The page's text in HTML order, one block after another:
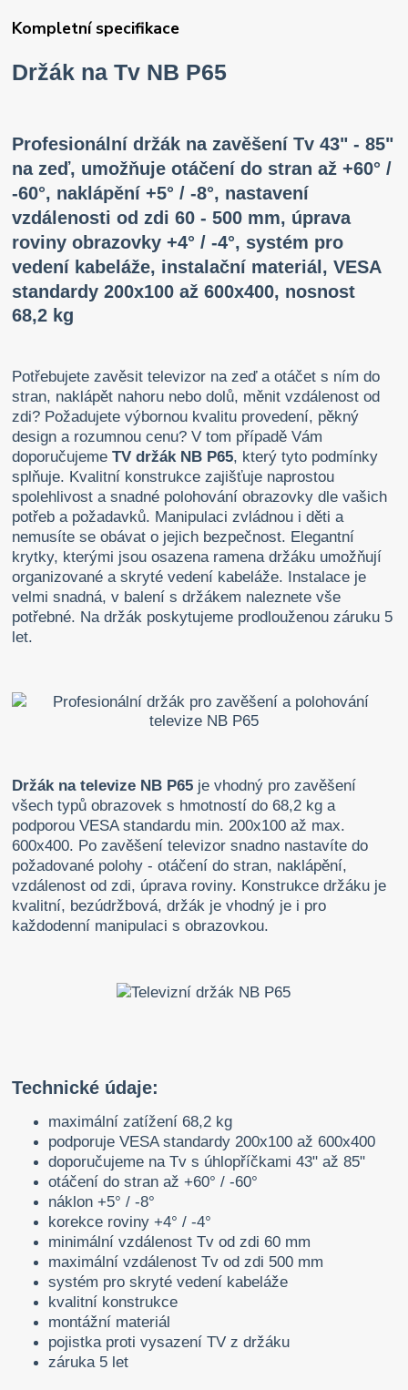
Kompletní specifikace
Držák na Tv NB P65
Profesionální držák na zavěšení Tv 43" - 85"
na zeď, umožňuje otáčení do stran až +60° /
-60°, naklápění +5° / -8°, nastavení
vzdálenosti od zdi 60 - 500 mm, úprava
roviny obrazovky +4° / -4°, systém pro
vedení kabeláže, instalační materiál,VESA
standardy 200x100 až 600x400, nosnost
68,2 kg
Potřebujete zavěsit televizor na zeď a otáčet s ním do
stran, naklápět nahoru nebo dolů, měnit vzdálenost od
zdi? Požadujete výbornou kvalitu provedení, pěkný
design a rozumnou cenu? V tom případě Vám
doporučujemeTV držák NB P65, který tyto podmínky
splňuje. Kvalitní konstrukce zajišťuje naprostou
spolehlivost a snadné polohování obrazovky dle vašich
potřeb a požadavků. Manipulaci zvládnou i děti a
nemusíte se obávat o jejich bezpečnost. Elegantní
krytky, kterými jsou osazena ramena držáku umožňují
organizované a skryté vedení kabeláže. Instalace je
velmi snadná, v balení s držákem naleznete vše
potřebné. Na držák poskytujeme prodlouženou záruku 5
let.
Držák na televize NB P65 je vhodný pro zavěšení
všech typů obrazovek s hmotností do 68,2 kg a
podporou VESA standardu min. 200x100 až max.
600x400. Po zavěšení televizor snadno nastavíte do
požadované polohy - otáčení do stran, naklápění,
vzdálenost od zdi, úprava roviny. Konstrukce držáku je
kvalitní, bezúdržbová, držák je vhodný je i pro
každodenní manipulaci s obrazovkou.
Technické údaje:
maximální zatížení 68,2 kg
podporuje VESA standardy 200x100 až 600x400
doporučujeme na Tv s úhlopříčkami 43" až 85"
otáčení do stran až +60° / -60°
náklon +5° / -8°
korekce roviny +4° / -4°
minimální vzdálenost Tv od zdi 60 mm
maximální vzdálenost Tv od zdi 500 mm
systém pro skryté vedení kabeláže
kvalitní konstrukce
montážní materiál
pojistka proti vysazení TV z držáku
záruka 5 let